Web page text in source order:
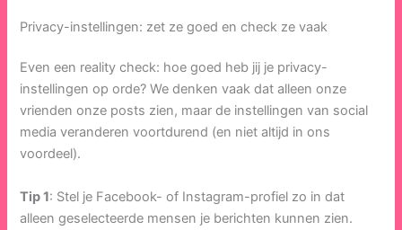
Privacy-instellingen: zet ze goed en check ze vaak
Even een reality check: hoe goed heb jij je privacy-
instellingen op orde? We denken vaak dat alleen onze
vrienden onze posts zien, maar de instellingen van social
media veranderen voortdurend (en niet altijd in ons
voordeel).
Tip 1: Stel je Facebook- of Instagram-profiel zo in dat
alleen geselecteerde mensen je berichten kunnen zien.